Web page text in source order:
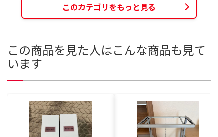
このカテゴリをもっと見る
この商品を見た人はこんな商品も見て
います